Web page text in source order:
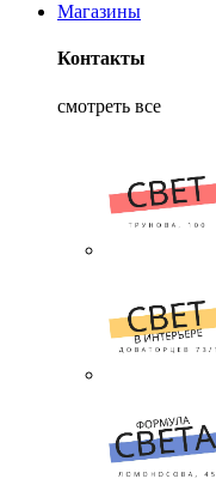
Магазины
Контакты
смотреть все